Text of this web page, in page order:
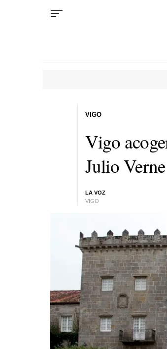
Vigo
Julio Verne
LA VOZ
VIGO
VIGO